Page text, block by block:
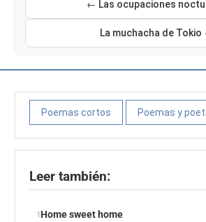
← Las ocupaciones
La muchacha de
Poemas cortos Poemas y
Leer también:
Home sweet home